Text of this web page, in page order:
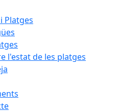
Platges
l'estat de les platges